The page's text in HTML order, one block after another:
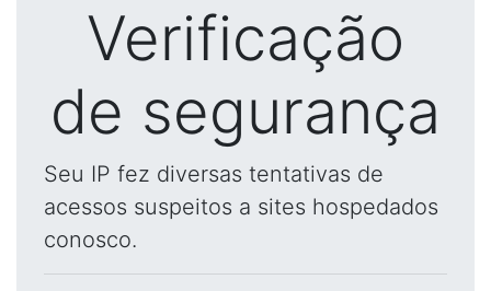
Verificação
de segurança
Seu IP fez diversas tentativas de
acessos suspeitos a sites hospedados
conosco.